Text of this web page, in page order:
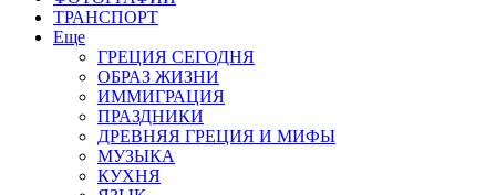
ТРАНСПОРТ
Еще
ГРЕЦИЯ СЕГОДНЯ
ОБРАЗ ЖИЗНИ
ИММИГРАЦИЯ
ПРАЗДНИКИ
ДРЕВНЯЯ ГРЕЦИЯ И МИФЫ
МУЗЫКА
КУХНЯ